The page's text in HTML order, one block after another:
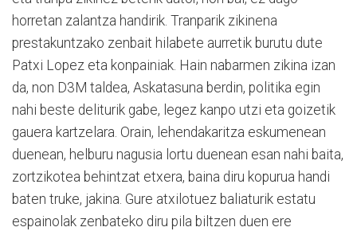
horretan zalantza handirik. Tranparik zikinena
prestakuntzako zenbait hilabete aurretik burutu dute
Patxi Lopez eta konpainiak. Hain nabarmen zikina izan
da, non D3M taldea, Askatasuna berdin, politika egin
nahi beste deliturik gabe, legez kanpo utzi eta goizetik
gauera kartzelara. Orain, lehendakaritza eskumenean
duenean, helburu nagusia lortu duenean esan nahi baita,
zortzikotea behintzat etxera, baina diru kopurua handi
baten truke, jakina. Gure atxilotuez baliaturik estatu
espainolak zenbateko diru pila biltzen duen ere